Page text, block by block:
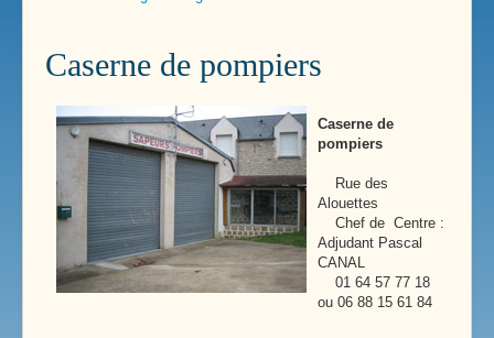
Caserne de pompiers
Caserne de
pompiers
Rue des
Alouettes
Chef de Centre :
Adjudant Pascal
CANAL
01 64 57 77 18
ou 06 88 15 61 84